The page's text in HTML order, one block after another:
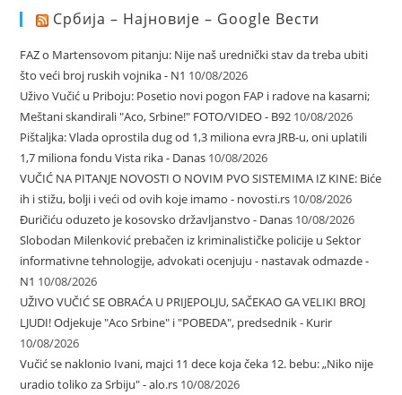
Србија – Најновије – Google Вести
FAZ o Martensovom pitanju: Nije naš urednički stav da treba ubiti
što veći broj ruskih vojnika - N1 10/08/2026
Uživo Vučić u Priboju: Posetio novi pogon FAP i radove na kasarni;
Meštani skandirali "Aco, Srbine!" FOTO/VIDEO - B92 10/08/2026
Pištaljka: Vlada oprostila dug od 1,3 miliona evra JRB-u, oni uplatili
1,7 miliona fondu Vista rika - Danas 10/08/2026
VUČIĆ NA PITANJE NOVOSTI O NOVIM PVO SISTEMIMA IZ KINE: Biće
ih i stižu, bolji i veći od ovih koje imamo - novosti.rs 10/08/2026
Đuričiću oduzeto je kosovsko državljanstvo - Danas 10/08/2026
Slobodan Milenković prebačen iz kriminalističke policije u Sektor
informativne tehnologije, advokati ocenjuju - nastavak odmazde -
N1 10/08/2026
UŽIVO VUČIĆ SE OBRAĆA U PRIJEPOLJU, SAČEKAO GA VELIKI BROJ
LJUDI! Odjekuje "Aco Srbine" i "POBEDA", predsednik - Kurir
10/08/2026
Vučić se naklonio Ivani, majci 11 dece koja čeka 12. bebu: „Niko nije
uradio toliko za Srbiju" - alo.rs 10/08/2026